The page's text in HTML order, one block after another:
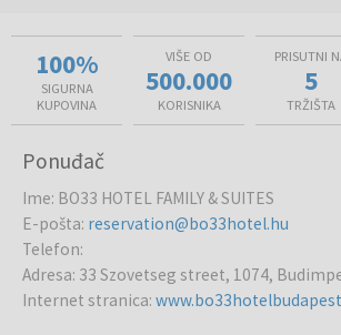
100%
SIGURNA
KUPOVINA
VIŠE OD
500.000
KORISNIKA
PRISUTNI
5
TRŽIŠTA
Ponuđač
Ime: BO33 HOTEL FAMILY & SUITES
E-pošta: reservation@bo33hotel.hu
Telefon:
Adresa: 33 Szovetseg street, 1074,
Internet stranica: